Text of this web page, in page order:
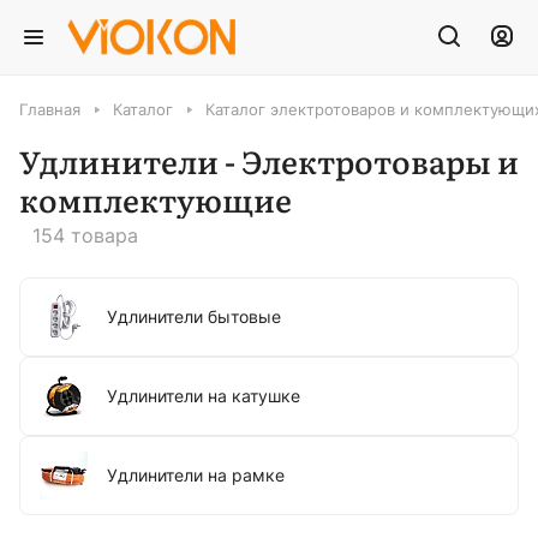
Главная Каталог Каталог электротоваров и
Удлинители - Электротовары и
комплектующие
154 товара
Удлинители бытовые
Удлинители на катушке
Удлинители на рамке